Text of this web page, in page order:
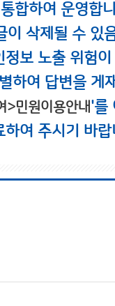
합하여 운영합
삭제될 수 있
보 노출 위험
하여 답변을 게
>민원이용안내'를
여 주시기 바랍